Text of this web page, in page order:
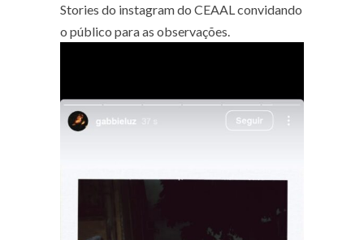
Stories do instagram do CEAAL convidando
o público para as observações.